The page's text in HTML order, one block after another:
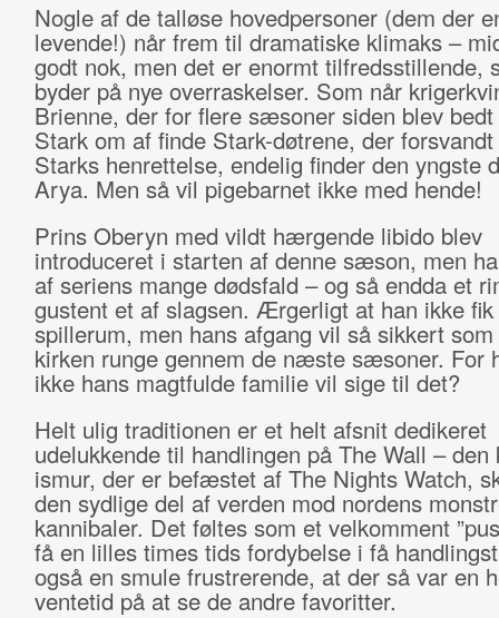
Nogle af de talløse hovedpersoner (dem der
levende!) når frem til dramatiske klimaks –
godt nok, men det er enormt tilfredsstillende,
byder på nye overraskelser. Som når
Brienne, der for flere sæsoner siden blev
Stark om af finde Stark-døtrene, der
Starks henrettelse, endelig finder den yngste
Arya. Men så vil pigebarnet ikke med hende!
Prins Oberyn med vildt hærgende libido blev
introduceret i starten af denne sæson, men
af seriens mange dødsfald – og så endda et
gustent et af slagsen. Ærgerligt at han ikke fik
spillerum, men hans afgang vil så sikkert
kirken runge gennem de næste sæsoner. For
ikke hans magtfulde familie vil sige til det?
Helt ulig traditionen er et helt afsnit dedikeret
udelukkende til handlingen på The Wall –
ismur, der er befæstet af The Nights Watch,
den sydlige del af verden mod nordens
kannibaler. Det føltes som et velkomment
få en lilles times tids fordybelse i få
også en smule frustrerende, at der så var en
ventetid på at se de andre favoritter.